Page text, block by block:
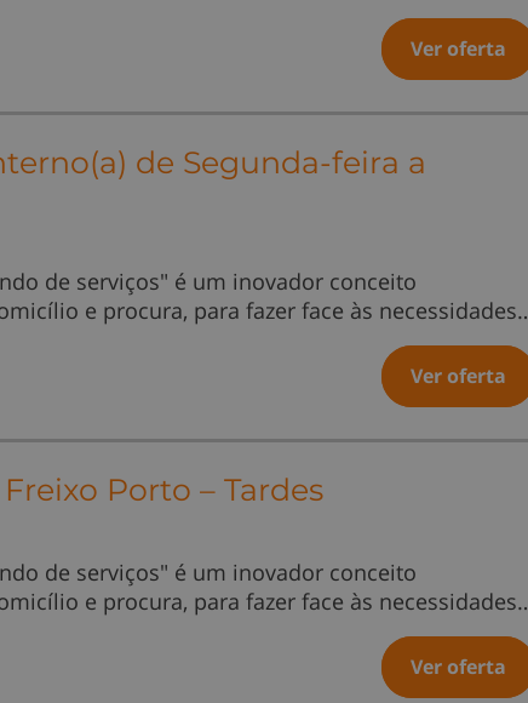
Ver oferta
de Segunda-feira a
de serviços" é um inovador conceito
e procura, para fazer face às
Ver oferta
Porto – Tardes
de serviços" é um inovador conceito
e procura, para fazer face às
Ver oferta